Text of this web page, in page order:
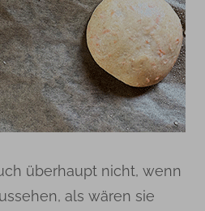
überhaupt nicht, wenn
als wären sie